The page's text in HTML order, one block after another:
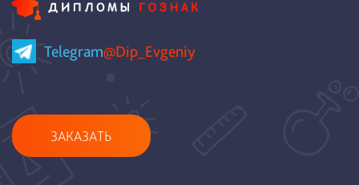
Telegram@Dip_Evgeniy
ЗАКАЗАТЬ